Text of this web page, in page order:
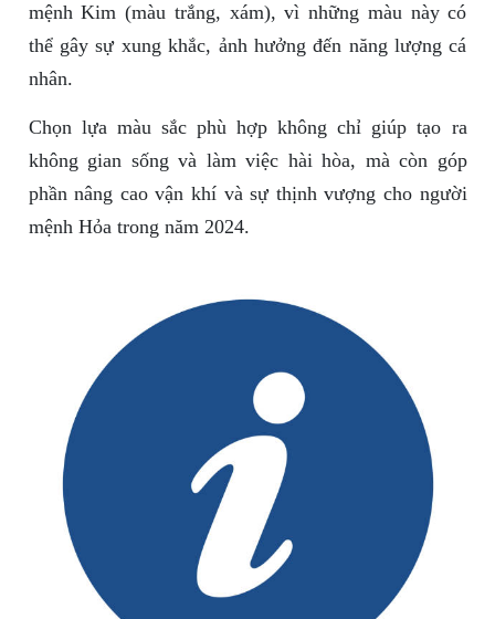
mệnh Kim (màu trắng, xám), vì những màu này có
thể gây sự xung khắc, ảnh hưởng đến năng lượng cá
nhân.
Chọn lựa màu sắc phù hợp không chỉ giúp tạo ra
không gian sống và làm việc hài hòa, mà còn góp
phần nâng cao vận khí và sự thịnh vượng cho người
mệnh Hỏa trong năm 2024.